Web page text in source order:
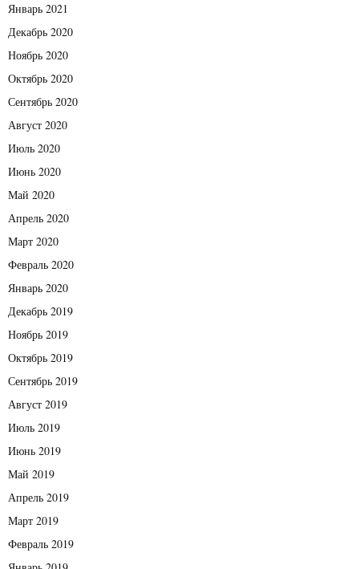
Январь 2021
Декабрь 2020
Ноябрь 2020
Октябрь 2020
Сентябрь 2020
Август 2020
Июль 2020
Июнь 2020
Май 2020
Апрель 2020
Март 2020
Февраль 2020
Январь 2020
Декабрь 2019
Ноябрь 2019
Октябрь 2019
Сентябрь 2019
Август 2019
Июль 2019
Июнь 2019
Май 2019
Апрель 2019
Март 2019
Февраль 2019